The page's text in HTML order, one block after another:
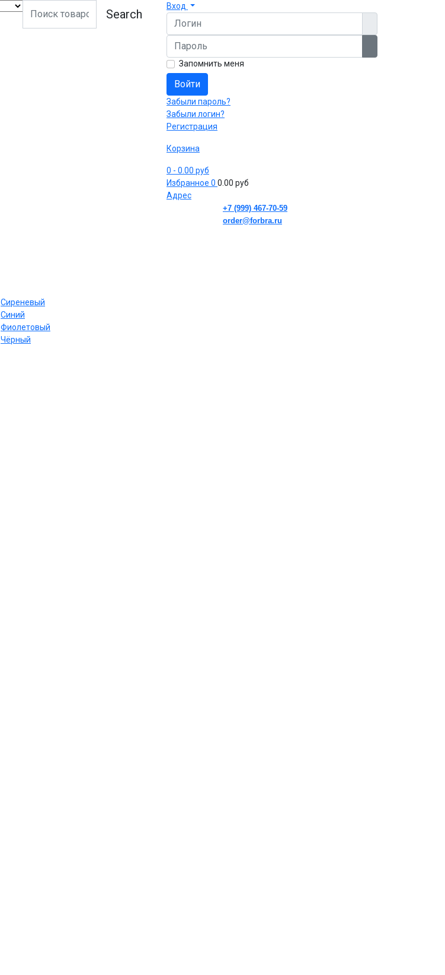
Search
Вход
Логин
Пароль
Запомнить меня
Войти
Забыли пароль?
Забыли логин?
Регистрация
Корзина
0 - 0.00 руб
Избранное 0 0.00 руб
Адрес
Сиреневый
Cиний
Фиолетовый
Чёрный
+7 (999) 467-70-59
order@forbra.ru